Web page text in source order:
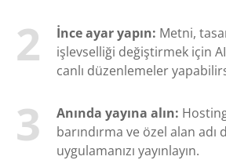
İnce ayar yapın: Metni,
işlevselliği değiştirmek için
canlı düzenlemeler
Anında yayına alın:
barındırma ve özel alan adı
uygulamanızı yayınlayın.